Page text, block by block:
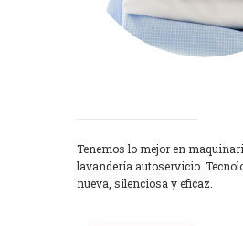
Tenemos lo mejor en
lavandería autoservicio.
nueva, silenciosa y eficaz.